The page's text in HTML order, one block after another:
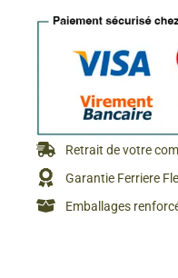
Retrait de votre
Garantie Ferriere
Emballages